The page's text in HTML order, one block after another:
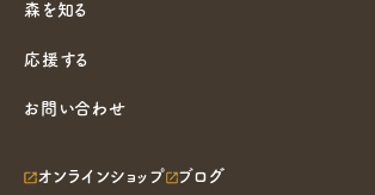
森を知る
応援する
お問い合わせ
オンラインショップ ブログ